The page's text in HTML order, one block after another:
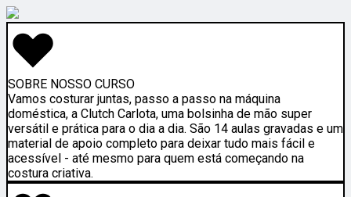
SOBRE NOSSO CURSO
Vamos costurar juntas, passo a passo na máquina
doméstica, a Clutch Carlota, uma bolsinha de mão super
versátil e prática para o dia a dia. São 14 aulas gravadas e um
material de apoio completo para deixar tudo mais fácil e
acessível - até mesmo para quem está começando na
costura criativa.